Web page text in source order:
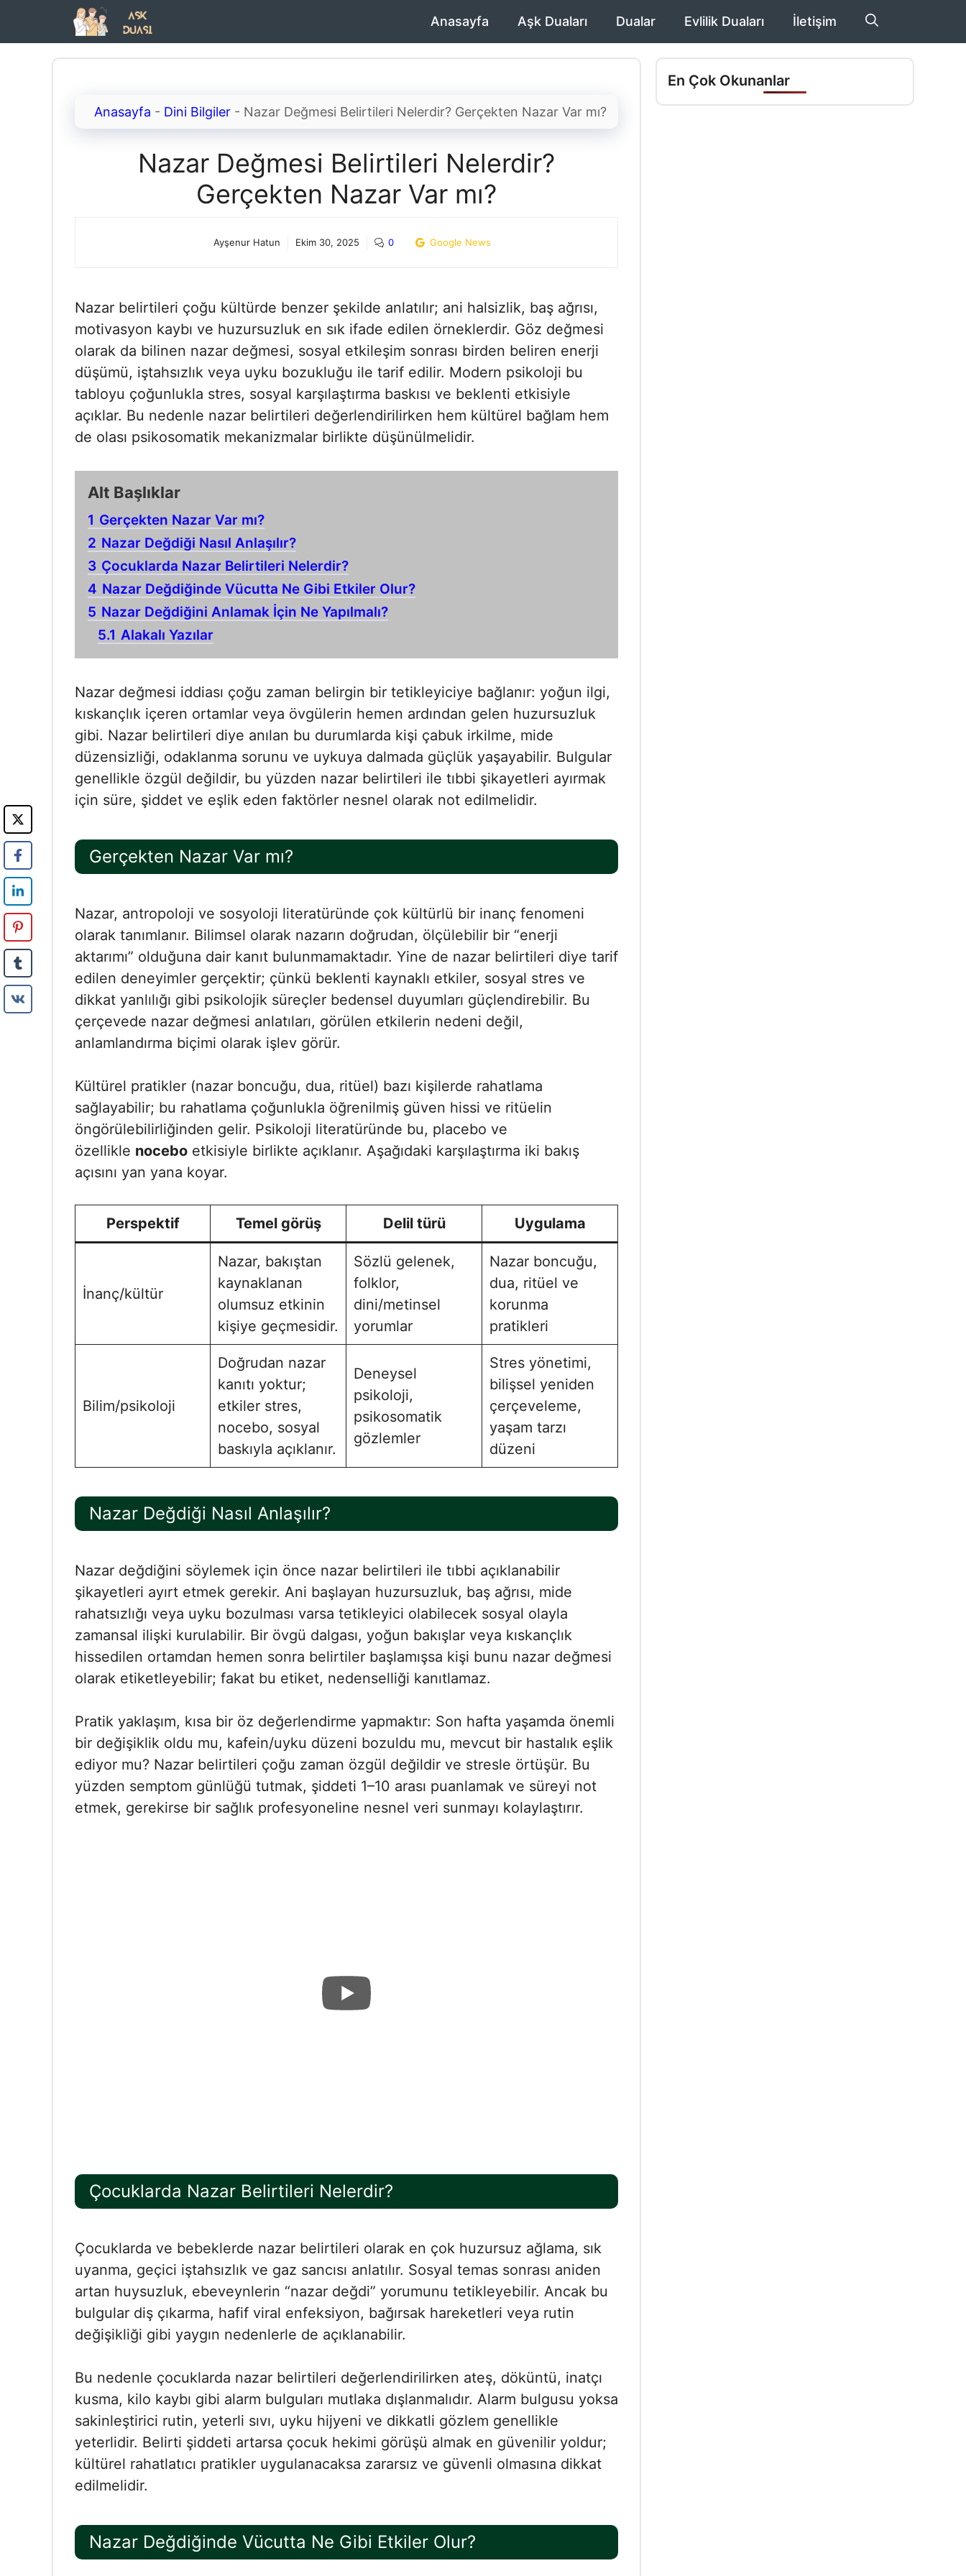
Anasayfa Aşk Duaları Dualar Evlilik Duaları İletişim
Anasayfa - Dini Bilgiler- Nazar Değmesi Belirtileri Nelerdir? Gerçekten Nazar Var mı?
Nazar Değmesi Belirtileri Nelerdir?
Gerçekten Nazar Var mı?
Ayşenur Hatun Ekim 30, 2025 0 Google News
Nazar belirtileri çoğu kültürde benzer şekilde anlatılır; ani halsizlik, baş ağrısı,
motivasyon kaybı ve huzursuzluk en sık ifade edilen örneklerdir. Göz değmesi
olarak da bilinen nazar değmesi, sosyal etkileşim sonrası birden beliren enerji
düşümü, iştahsızlık veya uyku bozukluğu ile tarif edilir. Modern psikoloji bu
tabloyu çoğunlukla stres, sosyal karşılaştırma baskısı ve beklenti etkisiyle
açıklar. Bu nedenle nazar belirtileri değerlendirilirken hem kültürel bağlam hem
de olası psikosomatik mekanizmalar birlikte düşünülmelidir.
Alt Başlıklar
1 Gerçekten Nazar Var mı?
2 Nazar Değdiği Nasıl Anlaşılır?
3 Çocuklarda Nazar Belirtileri Nelerdir?
4 Nazar Değdiğinde Vücutta Ne Gibi Etkiler Olur?
5 Nazar Değdiğini Anlamak İçin Ne Yapılmalı?
5.1 Alakalı Yazılar
Nazar değmesi iddiası çoğu zaman belirgin bir tetikleyiciye bağlanır: yoğun ilgi,
kıskançlık içeren ortamlar veya övgülerin hemen ardından gelen huzursuzluk
gibi. Nazar belirtileri diye anılan bu durumlarda kişi çabuk irkilme, mide
düzensizliği, odaklanma sorunu ve uykuya dalmada güçlük yaşayabilir. Bulgular
genellikle özgül değildir, bu yüzden nazar belirtileri ile tıbbi şikayetleri ayırmak
için süre, şiddet ve eşlik eden faktörler nesnel olarak not edilmelidir.
Gerçekten Nazar Var mı?
Nazar, antropoloji ve sosyoloji literatüründe çok kültürlü bir inanç fenomeni
olarak tanımlanır. Bilimsel olarak nazarın doğrudan, ölçülebilir bir “enerji
aktarımı” olduğuna dair kanıt bulunmamaktadır. Yine de nazar belirtileri diye tarif
edilen deneyimler gerçektir; çünkü beklenti kaynaklı etkiler, sosyal stres ve
dikkat yanlılığı gibi psikolojik süreçler bedensel duyumları güçlendirebilir. Bu
çerçevede nazar değmesi anlatıları, görülen etkilerin nedeni değil,
anlamlandırma biçimi olarak işlev görür.
Kültürel pratikler (nazar boncuğu, dua, ritüel) bazı kişilerde rahatlama
sağlayabilir; bu rahatlama çoğunlukla öğrenilmiş güven hissi ve ritüelin
öngörülebilirliğinden gelir. Psikoloji literatüründe bu, placebo ve
özellikle nocebo etkisiyle birlikte açıklanır. Aşağıdaki karşılaştırma iki bakış
açısını yan yana koyar.
Perspektif Temel görüş Delil türü Uygulama
İnanç/kültür
Nazar, bakıştan
kaynaklanan
olumsuz etkinin
kişiye geçmesidir.
Sözlü gelenek,
folklor,
dini/metinsel
yorumlar
Nazar boncuğu,
dua, ritüel ve
korunma
pratikleri
Bilim/psikoloji
Doğrudan nazar
kanıtı yoktur;
etkiler stres,
nocebo, sosyal
baskıyla açıklanır.
Deneysel
psikoloji,
psikosomatik
gözlemler
Stres yönetimi,
bilişsel yeniden
çerçeveleme,
yaşam tarzı
düzeni
Nazar Değdiği Nasıl Anlaşılır?
Nazar değdiğini söylemek için önce nazar belirtileri ile tıbbi açıklanabilir
şikayetleri ayırt etmek gerekir. Ani başlayan huzursuzluk, baş ağrısı, mide
rahatsızlığı veya uyku bozulması varsa tetikleyici olabilecek sosyal olayla
zamansal ilişki kurulabilir. Bir övgü dalgası, yoğun bakışlar veya kıskançlık
hissedilen ortamdan hemen sonra belirtiler başlamışsa kişi bunu nazar değmesi
olarak etiketleyebilir; fakat bu etiket, nedenselliği kanıtlamaz.
Pratik yaklaşım, kısa bir öz değerlendirme yapmaktır: Son hafta yaşamda önemli
bir değişiklik oldu mu, kafein/uyku düzeni bozuldu mu, mevcut bir hastalık eşlik
ediyor mu? Nazar belirtileri çoğu zaman özgül değildir ve stresle örtüşür. Bu
yüzden semptom günlüğü tutmak, şiddeti 1–10 arası puanlamak ve süreyi not
etmek, gerekirse bir sağlık profesyoneline nesnel veri sunmayı kolaylaştırır.
Çocuklarda Nazar Belirtileri Nelerdir?
Çocuklarda ve bebeklerde nazar belirtileri olarak en çok huzursuz ağlama, sık
uyanma, geçici iştahsızlık ve gaz sancısı anlatılır. Sosyal temas sonrası aniden
artan huysuzluk, ebeveynlerin “nazar değdi” yorumunu tetikleyebilir. Ancak bu
bulgular diş çıkarma, hafif viral enfeksiyon, bağırsak hareketleri veya rutin
değişikliği gibi yaygın nedenlerle de açıklanabilir.
Bu nedenle çocuklarda nazar belirtileri değerlendirilirken ateş, döküntü, inatçı
kusma, kilo kaybı gibi alarm bulguları mutlaka dışlanmalıdır. Alarm bulgusu yoksa
sakinleştirici rutin, yeterli sıvı, uyku hijyeni ve dikkatli gözlem genellikle
yeterlidir. Belirti şiddeti artarsa çocuk hekimi görüşü almak en güvenilir yoldur;
kültürel rahatlatıcı pratikler uygulanacaksa zararsız ve güvenli olmasına dikkat
edilmelidir.
Nazar Değdiğinde Vücutta Ne Gibi Etkiler Olur?
En Çok Okunanlar